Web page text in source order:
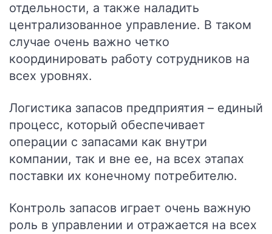
отдельности, а также наладить
централизованное управление. В таком
случае очень важно четко
координировать работу сотрудников на
всех уровнях.
Логистика запасов предприятия – единый
процесс, который обеспечивает
операции с запасами как внутри
компании, так и вне ее, на всех этапах
поставки их конечному потребителю.
Контроль запасов играет очень важную
роль в управлении и отражается на всех